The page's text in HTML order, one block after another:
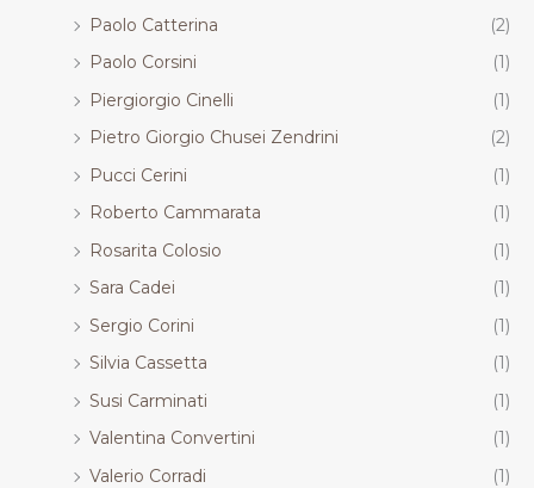
Paolo Catterina
(2)
Paolo Corsini
(1)
Piergiorgio Cinelli
(1)
Pietro Giorgio Chusei Zendrini
(2)
Pucci Cerini
(1)
Roberto Cammarata
(1)
Rosarita Colosio
(1)
Sara Cadei
(1)
Sergio Corini
(1)
Silvia Cassetta
(1)
Susi Carminati
(1)
Valentina Convertini
(1)
Valerio Corradi
(1)